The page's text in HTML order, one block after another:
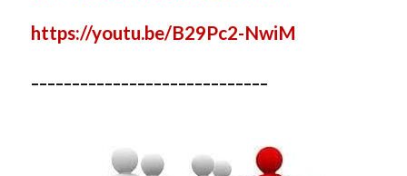
https://youtu.be/B29Pc2-NwiM
-----------------------------